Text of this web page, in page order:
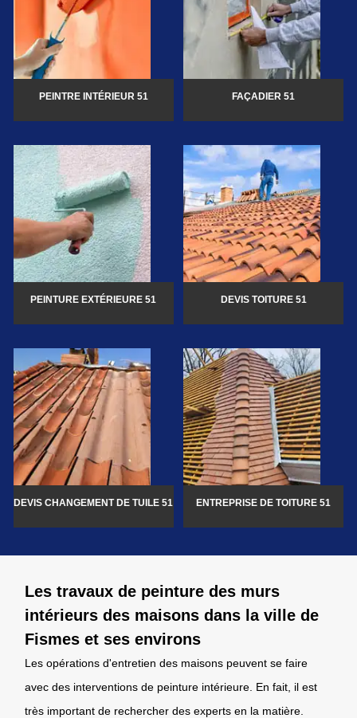
PEINTRE INTÉRIEUR 51 FAÇADIER 51
PEINTURE EXTÉRIEURE 51 DEVIS TOITURE 51
DEVIS CHANGEMENT DE TUILE 51 ENTREPRISE DE TOITURE 51
Les travaux de peinture des murs
intérieurs des maisons dans la ville de
Fismes et ses environs
Les opérations d'entretien des maisons peuvent se faire
avec des interventions de peinture intérieure. En fait, il est
très important de rechercher des experts en la matière.